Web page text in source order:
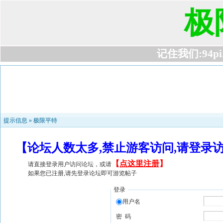
极
记住我们
提示信息 » 极限平特
【论坛人数太多,禁止游客访问,请登
请直接登录用户访问论坛，或请 【 点这里注册】
如果您已注册,请先登录论坛即可游览帖子
登录
用户名
密 码